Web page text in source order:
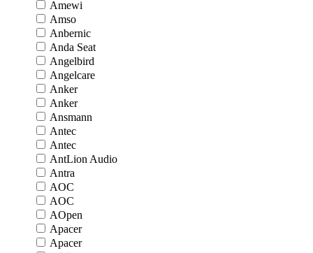
Amewi
Amso
Anbernic
Anda Seat
Angelbird
Angelcare
Anker
Anker
Ansmann
Antec
Antec
AntLion Audio
Antra
AOC
AOC
AOpen
Apacer
Apacer